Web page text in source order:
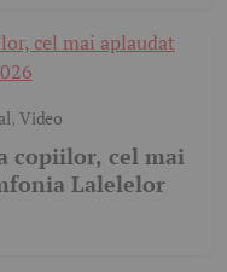
, Video
copiilor, cel mai
Lalelelor